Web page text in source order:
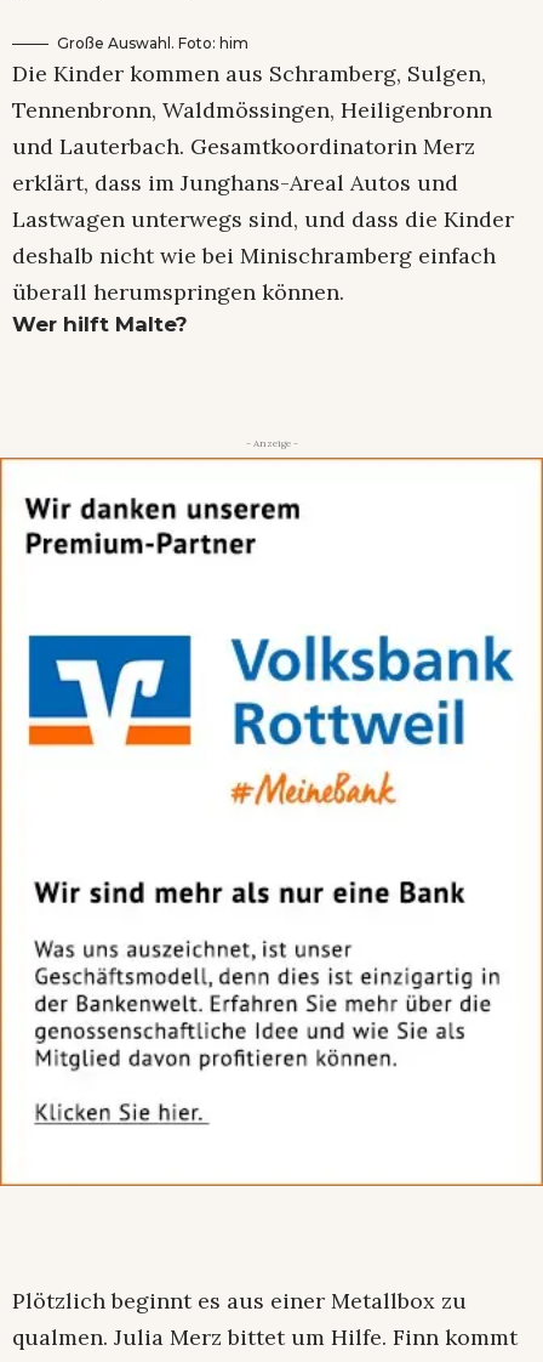
Große Auswahl. Foto: him
Die Kinder kommen aus Schramberg, Sulgen,
Tennenbronn, Waldmössingen, Heiligenbronn
und Lauterbach. Gesamtkoordinatorin Merz
erklärt, dass im Junghans-Areal Autos und
Lastwagen unterwegs sind, und dass die Kinder
deshalb nicht wie bei Minischramberg einfach
überall herumspringen können.
Wer hilft Malte?
- Anzeige -
Plötzlich beginnt es aus einer Metallbox zu
qualmen. Julia Merz bittet um Hilfe. Finn kommt